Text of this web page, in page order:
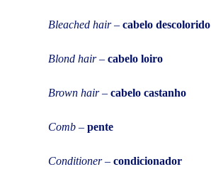
Bleached hair– cabelo descolorido
Blond hair– cabelo loiro
Brown hair– cabelo castanho
Comb – pente
Conditioner– condicionador